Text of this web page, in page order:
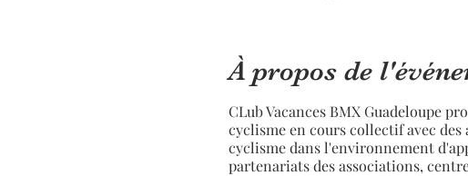
À propos de
CLub Vacances BMX Guadeloupe
cyclisme en cours collectif avec
cyclisme dans l'environnement
partenariats des associations,